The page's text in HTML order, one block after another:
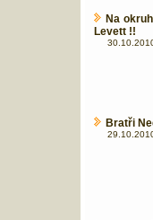
Na
Levett !!
Bratři